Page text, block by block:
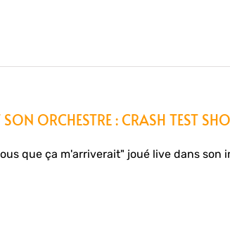
ORCHESTRE : CRASH TEST
que ça m'arriverait" joué live dans son